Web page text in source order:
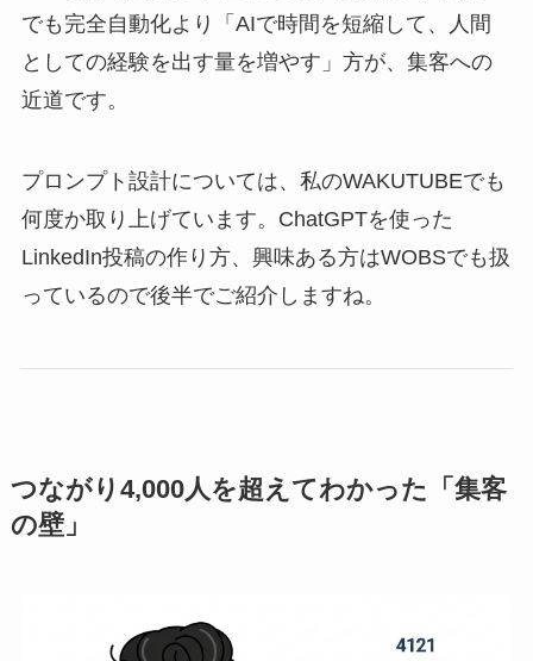
でも完全自動化より「AIで時間を短縮して、人間
としての経験を出す量を増やす」方が、集客への
近道です。
プロンプト設計については、私のWAKUTUBEでも
何度か取り上げています。ChatGPTを使った
LinkedIn投稿の作り方、興味ある方はWOBSでも扱
っているので後半でご紹介しますね。
つながり4,000人を超えてわかった「集客
の壁」